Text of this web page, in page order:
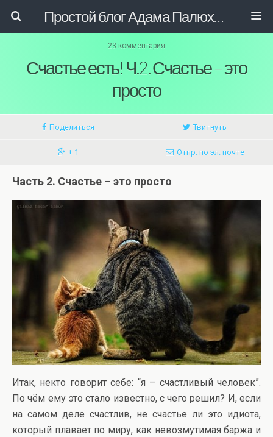
Простой блог Адама Палюховича
23 комментария
Счастье есть! Ч.2. Счастье – это
просто
Поделиться Твитнуть
+ 1 Отпр. по эл. почте
Часть 2. Счастье – это просто
Итак, некто говорит себе: “я – счастливый человек”.
По чём ему это стало известно, с чего решил? И, если
на самом деле счастлив, не счастье ли это идиота,
который плавает по миру, как невозмутимая баржа и